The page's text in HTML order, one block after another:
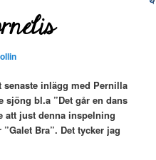
inlägg med Pernilla
sjöngbl.a ”Det går en dans
att just denna inspelning
Bra”. Det tycker jag